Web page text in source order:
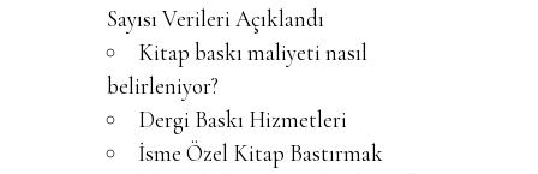
Sayısı Verileri Açıklandı
Kitap baskı maliyeti nasıl
belirleniyor?
Dergi Baskı Hizmetleri
İsme Özel Kitap Bastırmak